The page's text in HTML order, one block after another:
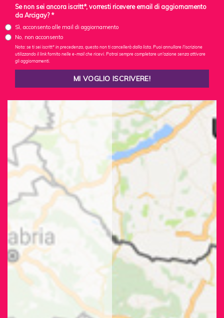
Se non sei ancora iscritt*, vorresti ricevere email di aggiornamento
da Arcigay? *
Sì, acconsento alle mail di aggiornamento
No, non acconsento
Nota: se ti sei iscritt* in precedenza, questo non ti cancellerà dalla lista. Puoi annullare l'iscrizione
utilizzando il link fornito nelle e-mail che ricevi. Potrai sempre completare un'azione senza attivare
gli aggiornamenti.